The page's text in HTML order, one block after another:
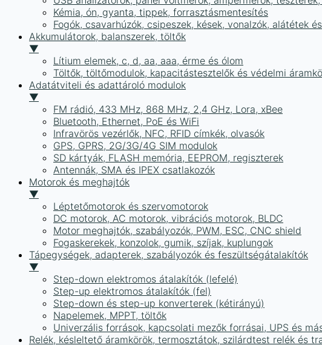
Kémia, ón, gyanta, tippek, forrasztásmentesítés
Fogók, csavarhúzók, csipeszek, kések, vonalzók, alátétek
Akkumulátorok, balanszerek, töltők
▼
Lítium elemek, c, d, aa, aaa, érme és ólom
Töltők, töltőmodulok, kapacitástesztelők és védelmi
Adatátviteli és adattároló modulok
▼
FM rádió, 433 MHz, 868 MHz, 2,4 GHz, Lora, xBee
Bluetooth, Ethernet, PoE és WiFi
Infravörös vezérlők, NFC, RFID címkék, olvasók
GPS, GPRS, 2G/3G/4G SIM modulok
SD kártyák, FLASH memória, EEPROM, regiszterek
Antennák, SMA és IPEX csatlakozók
Motorok és meghajtók
▼
Léptetőmotorok és szervomotorok
DC motorok, AC motorok, vibrációs motorok, BLDC
Motor meghajtók, szabályozók, PWM, ESC, CNC shield
Fogaskerekek, konzolok, gumik, szíjak, kuplungok
Tápegységek, adapterek, szabályozók és feszültségátalakítók
▼
Step-down elektromos átalakítók (lefelé)
Step-up elektromos átalakítók (fel)
Step-down és step-up konverterek (kétirányú)
Napelemek, MPPT, töltők
Univerzális források, kapcsolati mezők forrásai, UPS és
Relék, késleltető áramkörök, termosztátok, szilárdtest relék és